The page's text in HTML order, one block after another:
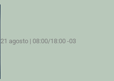
21 agosto | 08:00/18:00 -03